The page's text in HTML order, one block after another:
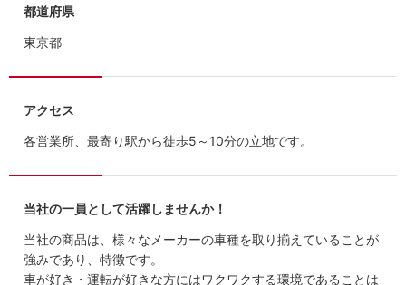
都道府県
東京都
アクセス
各営業所、最寄り駅から徒歩5～10分の立地です。
当社の一員として活躍しませんか！
当社の商品は、様々なメーカーの車種を取り揃えていることが
強みであり、特徴です。
車が好き・運転が好きな方にはワクワクする環境であることは